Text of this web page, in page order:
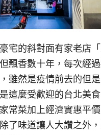
宅的斜對面有家老店
飄香數十年，每次經
雖然是疫情前去的但
這麼受歡迎的台北美
常菜加上經濟實惠平價
了味道讓人大讚之外